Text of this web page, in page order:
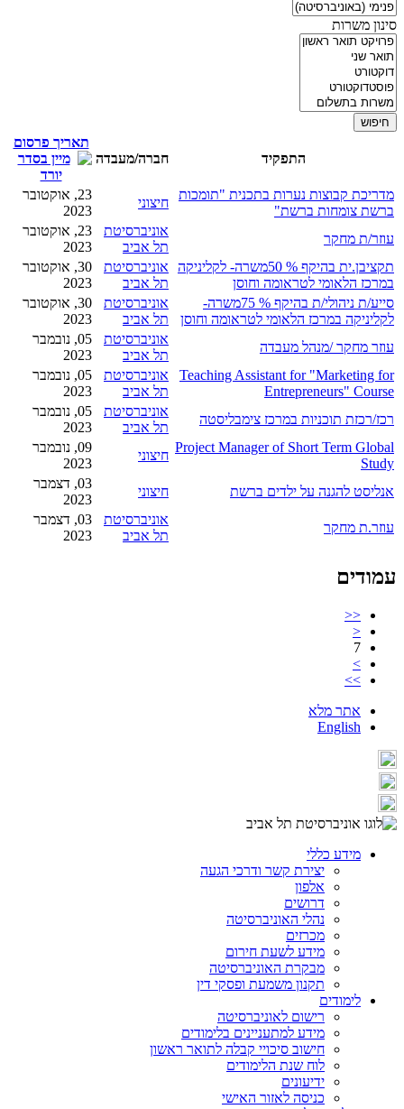
סינון משרות
התפקיד חברה/מעבדה
תאריך פרסום
מדריכת קבוצות נערות בתכנית "תומכות
ברשת צומחות ברשת"
חיצוני
23, אוקטובר
2023
עוזר/ת מחקר
אוניברסיטת
תל אביב
23, אוקטובר
2023
תקציבן.ית בהיקף % 50משרה- לקליניקה
במרכז הלאומי לטראומה וחוסן
אוניברסיטת
תל אביב
30, אוקטובר
2023
סייע/ת ניהולי/ת בהיקף % 75משרה-
לקליניקה במרכז הלאומי לטראומה וחוסן
אוניברסיטת
תל אביב
30, אוקטובר
2023
עוזר מחקר /מנהל מעבדה
אוניברסיטת
תל אביב
05, נובמבר
2023
Teaching Assistant for "Marketing for
Entrepreneurs" Course
אוניברסיטת
תל אביב
05, נובמבר
2023
רכז/רכזת תוכניות במרכז צימבליסטה
אוניברסיטת
תל אביב
05, נובמבר
2023
Project Manager of Short Term Global
Study
חיצוני
09, נובמבר
2023
אנליסט להגנה על ילדים ברשת
חיצוני
03, דצמבר
2023
עוזר.ת מחקר
אוניברסיטת
תל אביב
03, דצמבר
2023
עמודים
<<
<
7
>
>>
אתר מלא
English
מידע כללי
יצירת קשר ודרכי הגעה
אלפון
דרושים
נהלי האוניברסיטה
מכרזים
מידע לשעת חירום
מבקרת האוניברסיטה
תקנון משמעת ופסקי דין
לימודים
רישום לאוניברסיטה
מידע למתעניינים בלימודים
חישוב סיכויי קבלה לתואר ראשון
לוח שנת הלימודים
ידיעונים
כניסה לאזור האישי